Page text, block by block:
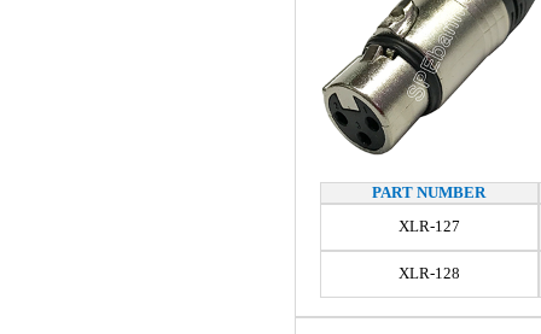
PART NUMBER
XLR-127
XLR-128